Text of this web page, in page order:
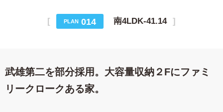
PLAN 014 南4LDK-41.14
武雄第二を部分採用。大容量収納２Fにファミ
リークロークある家。